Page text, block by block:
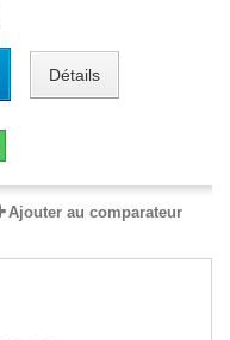
Détails
Ajouter au comparateur